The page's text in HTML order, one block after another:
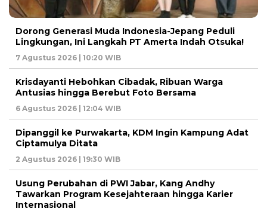
Dorong Generasi Muda Indonesia-Jepang Peduli
Lingkungan, Ini Langkah PT Amerta Indah Otsuka!
7 Agustus 2026 | 10:20 WIB
Krisdayanti Hebohkan Cibadak, Ribuan Warga
Antusias hingga Berebut Foto Bersama
6 Agustus 2026 | 12:04 WIB
Dipanggil ke Purwakarta, KDM Ingin Kampung Adat
Ciptamulya Ditata
2 Agustus 2026 | 19:30 WIB
Usung Perubahan di PWI Jabar, Kang Andhy
Tawarkan Program Kesejahteraan hingga Karier
Internasional